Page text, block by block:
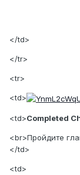
</td>
</tr>
<tr>
<td>
<td>Completed
<br>Пройдите
</td>
<td>